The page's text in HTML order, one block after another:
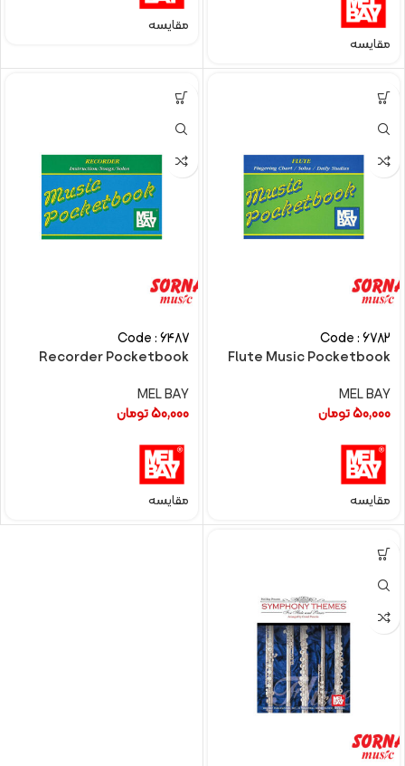
مقایسه
مقایسه
Code : 6782
Flute Music Pocketbook
MEL BAY
50,000تومان
مقایسه
Code : 6487
Recorder Pocketbook
MEL BAY
50,000تومان
مقایسه